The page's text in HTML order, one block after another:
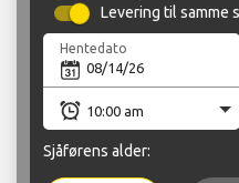
Levering til samme
Hentedato
Sjåførens alder: